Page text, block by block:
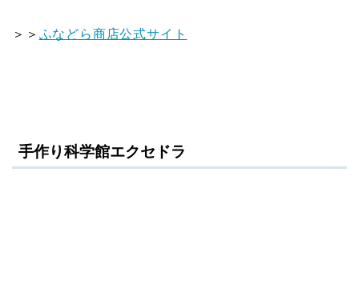
＞＞ ふなどら商店公式サイト
手作り科学館エクセドラ